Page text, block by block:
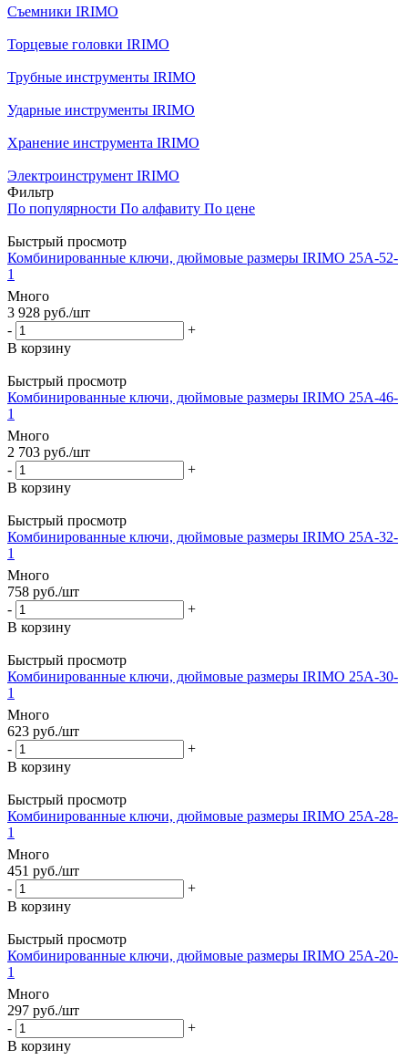
Съемники IRIMO
Торцевые головки IRIMO
Трубные инструменты IRIMO
Ударные инструменты IRIMO
Хранение инструмента IRIMO
Электроинструмент IRIMO
Фильтр
По популярности По алфавиту По цене
Быстрый просмотр
Комбинированные ключи, дюймовые размеры IRIMO 25A-52-
1
Много
3 928 руб./шт
-
+
В корзину
Быстрый просмотр
Комбинированные ключи, дюймовые размеры IRIMO 25A-46-
1
Много
2 703 руб./шт
-
+
В корзину
Быстрый просмотр
Комбинированные ключи, дюймовые размеры IRIMO 25A-32-
1
Много
758 руб./шт
-
+
В корзину
Быстрый просмотр
Комбинированные ключи, дюймовые размеры IRIMO 25A-30-
1
Много
623 руб./шт
-
+
В корзину
Быстрый просмотр
Комбинированные ключи, дюймовые размеры IRIMO 25A-28-
1
Много
451 руб./шт
-
+
В корзину
Быстрый просмотр
Комбинированные ключи, дюймовые размеры IRIMO 25A-20-
1
Много
297 руб./шт
-
+
В корзину